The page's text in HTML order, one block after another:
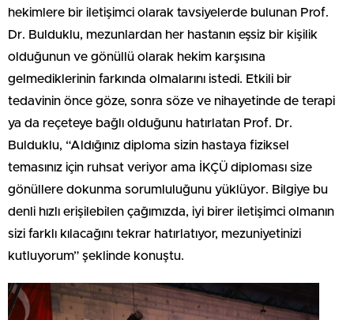
hekimlere bir iletişimci olarak tavsiyelerde bulunan Prof.
Dr. Bulduklu, mezunlardan her hastanın eşsiz bir kişilik
olduğunun ve gönüllü olarak hekim karşısına
gelmediklerinin farkında olmalarını istedi. Etkili bir
tedavinin önce göze, sonra söze ve nihayetinde de terapi
ya da reçeteye bağlı olduğunu hatırlatan Prof. Dr.
Bulduklu, “Aldığınız diploma sizin hastaya fiziksel
temasınız için ruhsat veriyor ama İKÇÜ diploması size
gönüllere dokunma sorumluluğunu yüklüyor. Bilgiye bu
denli hızlı erişilebilen çağımızda, iyi birer iletişimci olmanın
sizi farklı kılacağını tekrar hatırlatıyor, mezuniyetinizi
kutluyorum” şeklinde konuştu.